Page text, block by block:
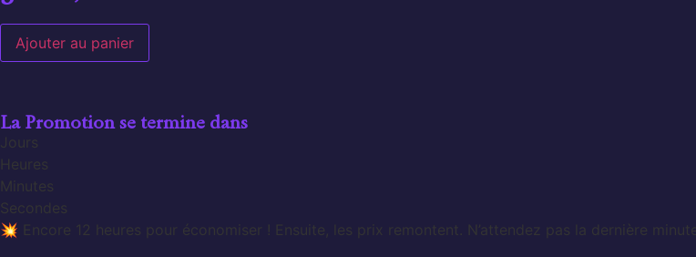
Ajouter au panier
La Promotion se termine dans
Jours
Heures
Minutes
Secondes
💥 Encore 12 heures pour économiser ! Ensuite, les prix remontent. N’attendez pas la dernière